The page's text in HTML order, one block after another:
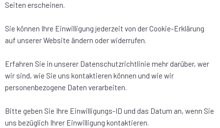
Seiten erscheinen.
Sie können Ihre Einwilligung jederzeit von der Cookie-Erklärung
auf unserer Website ändern oder widerrufen.
Erfahren Sie in unserer Datenschutzrichtlinie mehr darüber, wer
wir sind, wie Sie uns kontaktieren können und wie wir
personenbezogene Daten verarbeiten.
Bitte geben Sie Ihre Einwilligungs-ID und das Datum an, wenn Sie
uns bezüglich Ihrer Einwilligung kontaktieren.